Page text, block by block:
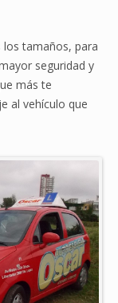
tamaños, para
seguridad y
más te
al vehículo que